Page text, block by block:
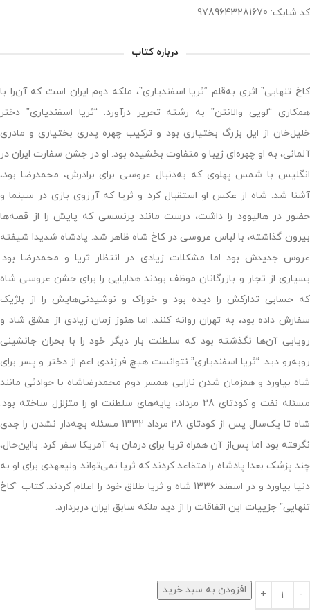
کد شابک: 9789643281670
درباره کتاب
کاخ تنهایی” اثری به‌قلم “ثریا اسفندیاری”، ملکه‌ دوم ایران است که آن‌را با
همکاری “لویی والانتن” به رشته‌ تحریر درآورد. “ثریا اسفندیاری” دختر
خلیل‌خان از ایل بزرگ بختیاری بود و ترکیب چهره‌ پدری بختیاری و مادری
آلمانی، به او چهره‌ای زیبا و متفاوت بخشیده بود. او در جشن سفارت ایران در
انگلیس با شمس پهلوی که به‌دنبال عروسی برای برادرش، محمدرضا بود،
آشنا شد. شاه از عکس او استقبال کرد و ثریا که آرزوی بازی در سینما و
حضور در هالیوود را داشت، درست مانند پرنسسی که پایش را از قصه‌ها
بیرون گذاشته، با لباس عروسی در کاخ شاه ظاهر شد. پادشاه شدیدا شیفته‌
عروس جدیدش بود اما مشکلات زیادی در انتظار ثریا و محمدرضا بود.
بسیاری از تجار و بازرگانان موظف بودند هدایایی را برای جشن عروسی شاه
که حسابی تدارکش را دیده بود و خوراک و نوشیدنی‌هایش را از بلژیک
سفارش داده بود، به تهران روانه کنند. اما هنوز زمان زیادی از عشق شاد و
رویایی آن‌ها نگذشته بود که سلطنت بار دیگر خود را با بحران جانشینی
روبه‌رو دید. “ثریا اسفندیاری” نتوانست هیچ فرزندی اعم از دختر و پسر برای
شاه بیاورد و همزمان شدن نازایی همسر دوم محمدرضاشاه با حوادثی مانند
مسئله نفت و کودتای 28 مرداد، پایه‌های سلطنت او را متزلزل ساخته بود.
شاه تا یک‌سال پس از کودتای 28 مرداد 1332 مسئله بچه‌دار نشدن را جدی
نگرفته بود اما پس‌از آن همراه ثریا برای درمان به آمریکا سفر کرد. بااین‌حال،
چند پزشک بعدا پادشاه را متقاعد کردند که ثریا نمی‌تواند ولیعهدی برای او به
دنیا بیاورد و در اسفند 1336 شاه و ثریا طلاق خود را اعلام کردند. کتاب “کاخ
تنهایی” جزییات این اتفاقات را از دید ملکه‌ سابق ایران دربردارد.
افزودن به سبد خرید